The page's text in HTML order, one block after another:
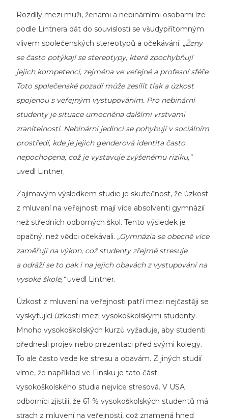
Rozdíly mezi muži, ženami a nebinárními osobami lze
podle Lintnera dát do souvislosti se všudypřítomným
vlivem společenských stereotypů a očekávání. „Ženy
se často potýkají se stereotypy, které zpochybňují
jejich kompetenci, zejména ve veřejné a profesní sféře.
Toto společenské pozadí může zesílit tlak a úzkost
spojenou s veřejným vystupováním. Pro nebinární
studenty je situace umocněna dalšími vrstvami
zranitelnosti. Nebinární jedinci se pohybují v sociálním
prostředí, kde je jejich genderová identita často
nepochopena, což je vystavuje zvýšenému riziku,“
uvedl Lintner.
Zajímavým výsledkem studie je skutečnost, že úzkost
z mluvení na veřejnosti mají více absolventi gymnázií
než středních odborných škol. Tento výsledek je
opačný, než vědci očekávali. „Gymnázia se obecně více
zaměřují na výkon, což studenty zřejmě stresuje
a odráží se to pak i na jejich obavách z vystupování na
vysoké škole,“uvedl Lintner.
Úzkost z mluvení na veřejnosti patří mezi nejčastěji se
vyskytující úzkosti mezi vysokoškolskými studenty.
Mnoho vysokoškolských kurzů vyžaduje, aby studenti
přednesli projev nebo prezentaci před svými kolegy.
To ale často vede ke stresu a obavám. Z jiných studií
víme, že například ve Finsku je tato část
vysokoškolského studia nejvíce stresová. V USA
odborníci zjistili, že 61 % vysokoškolských studentů má
strach z mluvení na veřejnosti, což znamená hned